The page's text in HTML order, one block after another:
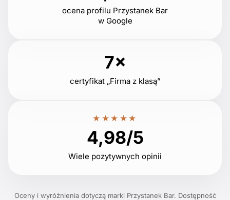
ocena profilu Przystanek Bar
w Google
7×
certyfikat „Firma z klasą”
★★★★★
4,98/5
Wiele pozytywnych opinii
Oceny i wyróżnienia dotyczą marki Przystanek Bar. Dostępność